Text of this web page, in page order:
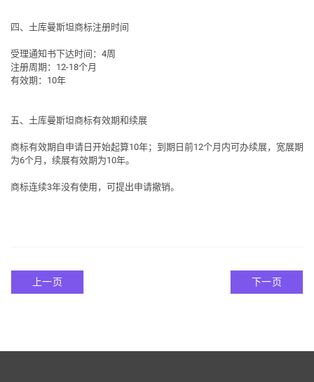
四、土库曼斯坦商标注册时间
受理通知书下达时间：4周
注册周期：12-18个月
有效期：10年
五、土库曼斯坦商标有效期和续展
商标有效期自申请日开始起算10年；到期日前12个月内可办续展，宽展期
为6个月，续展有效期为10年。
商标连续3年没有使用，可提出申请撤销。
上一页 下一页